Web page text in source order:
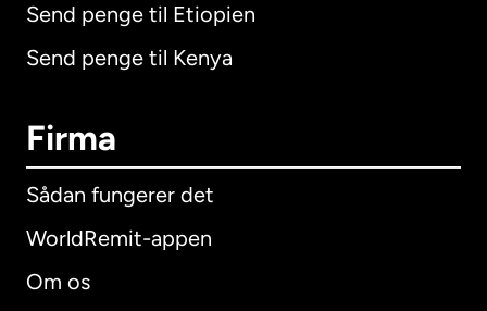
Send penge til Etiopien
Send penge til Kenya
Firma
Sådan fungerer det
WorldRemit-appen
Om os